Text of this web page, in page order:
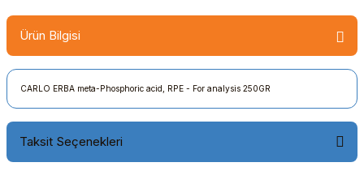
Ürün Bilgisi
CARLO ERBA meta-Phosphoric acid, RPE - For analysis 250GR
Taksit Seçenekleri